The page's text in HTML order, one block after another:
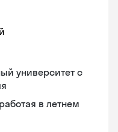
университет с
в летнем